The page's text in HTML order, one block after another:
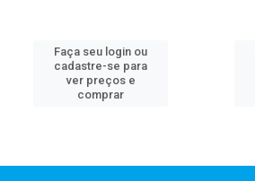
Faça seu login ou
cadastre-se para
ver preços e
comprar